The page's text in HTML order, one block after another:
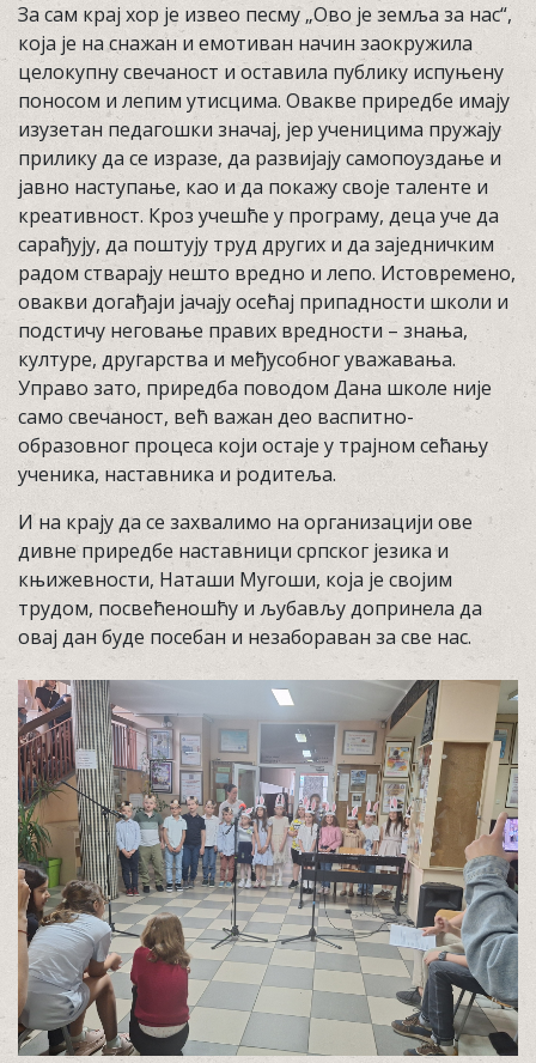
За сам крај хор је извео песму „Ово је земља за нас“,
која је на снажан и емотиван начин заокружила
целокупну свечаност и оставила публику испуњену
поносом и лепим утисцима. Овакве приредбе имају
изузетан педагошки значај, јер ученицима пружају
прилику да се изразе, да развијају самопоуздање и
јавно наступање, као и да покажу своје таленте и
креативност. Кроз учешће у програму, деца уче да
сарађују, да поштују труд других и да заједничким
радом стварају нешто вредно и лепо. Истовремено,
овакви догађаји јачају осећај припадности школи и
подстичу неговање правих вредности – знања,
културе, другарства и међусобног уважавања.
Управо зато, приредба поводом Дана школе није
само свечаност, већ важан део васпитно-
образовног процеса који остаје у трајном сећању
ученика, наставника и родитеља.
И на крају да се захвалимо на организацији ове
дивне приредбе наставници српског језика и
књижевности, Наташи Мугоши, која је својим
трудом, посвећеношћу и љубављу допринела да
овај дан буде посебан и незабораван за све нас.